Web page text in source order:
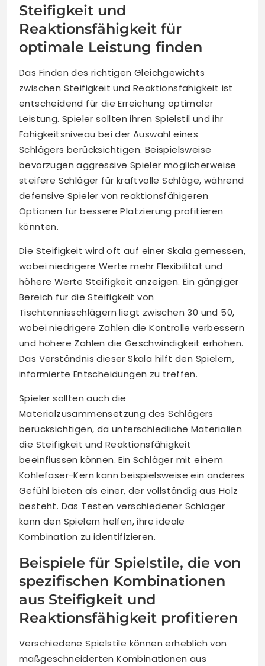
Steifigkeit und
Reaktionsfähigkeit für
optimale Leistung finden
Das Finden des richtigen Gleichgewichts
zwischen Steifigkeit und Reaktionsfähigkeit ist
entscheidend für die Erreichung optimaler
Leistung. Spieler sollten ihren Spielstil und ihr
Fähigkeitsniveau bei der Auswahl eines
Schlägers berücksichtigen. Beispielsweise
bevorzugen aggressive Spieler möglicherweise
steifere Schläger für kraftvolle Schläge, während
defensive Spieler von reaktionsfähigeren
Optionen für bessere Platzierung profitieren
könnten.
Die Steifigkeit wird oft auf einer Skala gemessen,
wobei niedrigere Werte mehr Flexibilität und
höhere Werte Steifigkeit anzeigen. Ein gängiger
Bereich für die Steifigkeit von
Tischtennisschlägern liegt zwischen 30 und 50,
wobei niedrigere Zahlen die Kontrolle verbessern
und höhere Zahlen die Geschwindigkeit erhöhen.
Das Verständnis dieser Skala hilft den Spielern,
informierte Entscheidungen zu treffen.
Spieler sollten auch die
Materialzusammensetzung des Schlägers
berücksichtigen, da unterschiedliche Materialien
die Steifigkeit und Reaktionsfähigkeit
beeinflussen können. Ein Schläger mit einem
Kohlefaser-Kern kann beispielsweise ein anderes
Gefühl bieten als einer, der vollständig aus Holz
besteht. Das Testen verschiedener Schläger
kann den Spielern helfen, ihre ideale
Kombination zu identifizieren.
Beispiele für Spielstile, die von
spezifischen Kombinationen
aus Steifigkeit und
Reaktionsfähigkeit profitieren
Verschiedene Spielstile können erheblich von
maßgeschneiderten Kombinationen aus